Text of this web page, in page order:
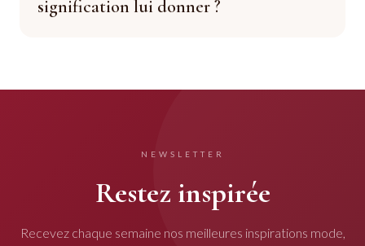
signification lui donner ?
NEWSLETTER
Restez inspirée
Recevez chaque semaine nos meilleures inspirations mode,